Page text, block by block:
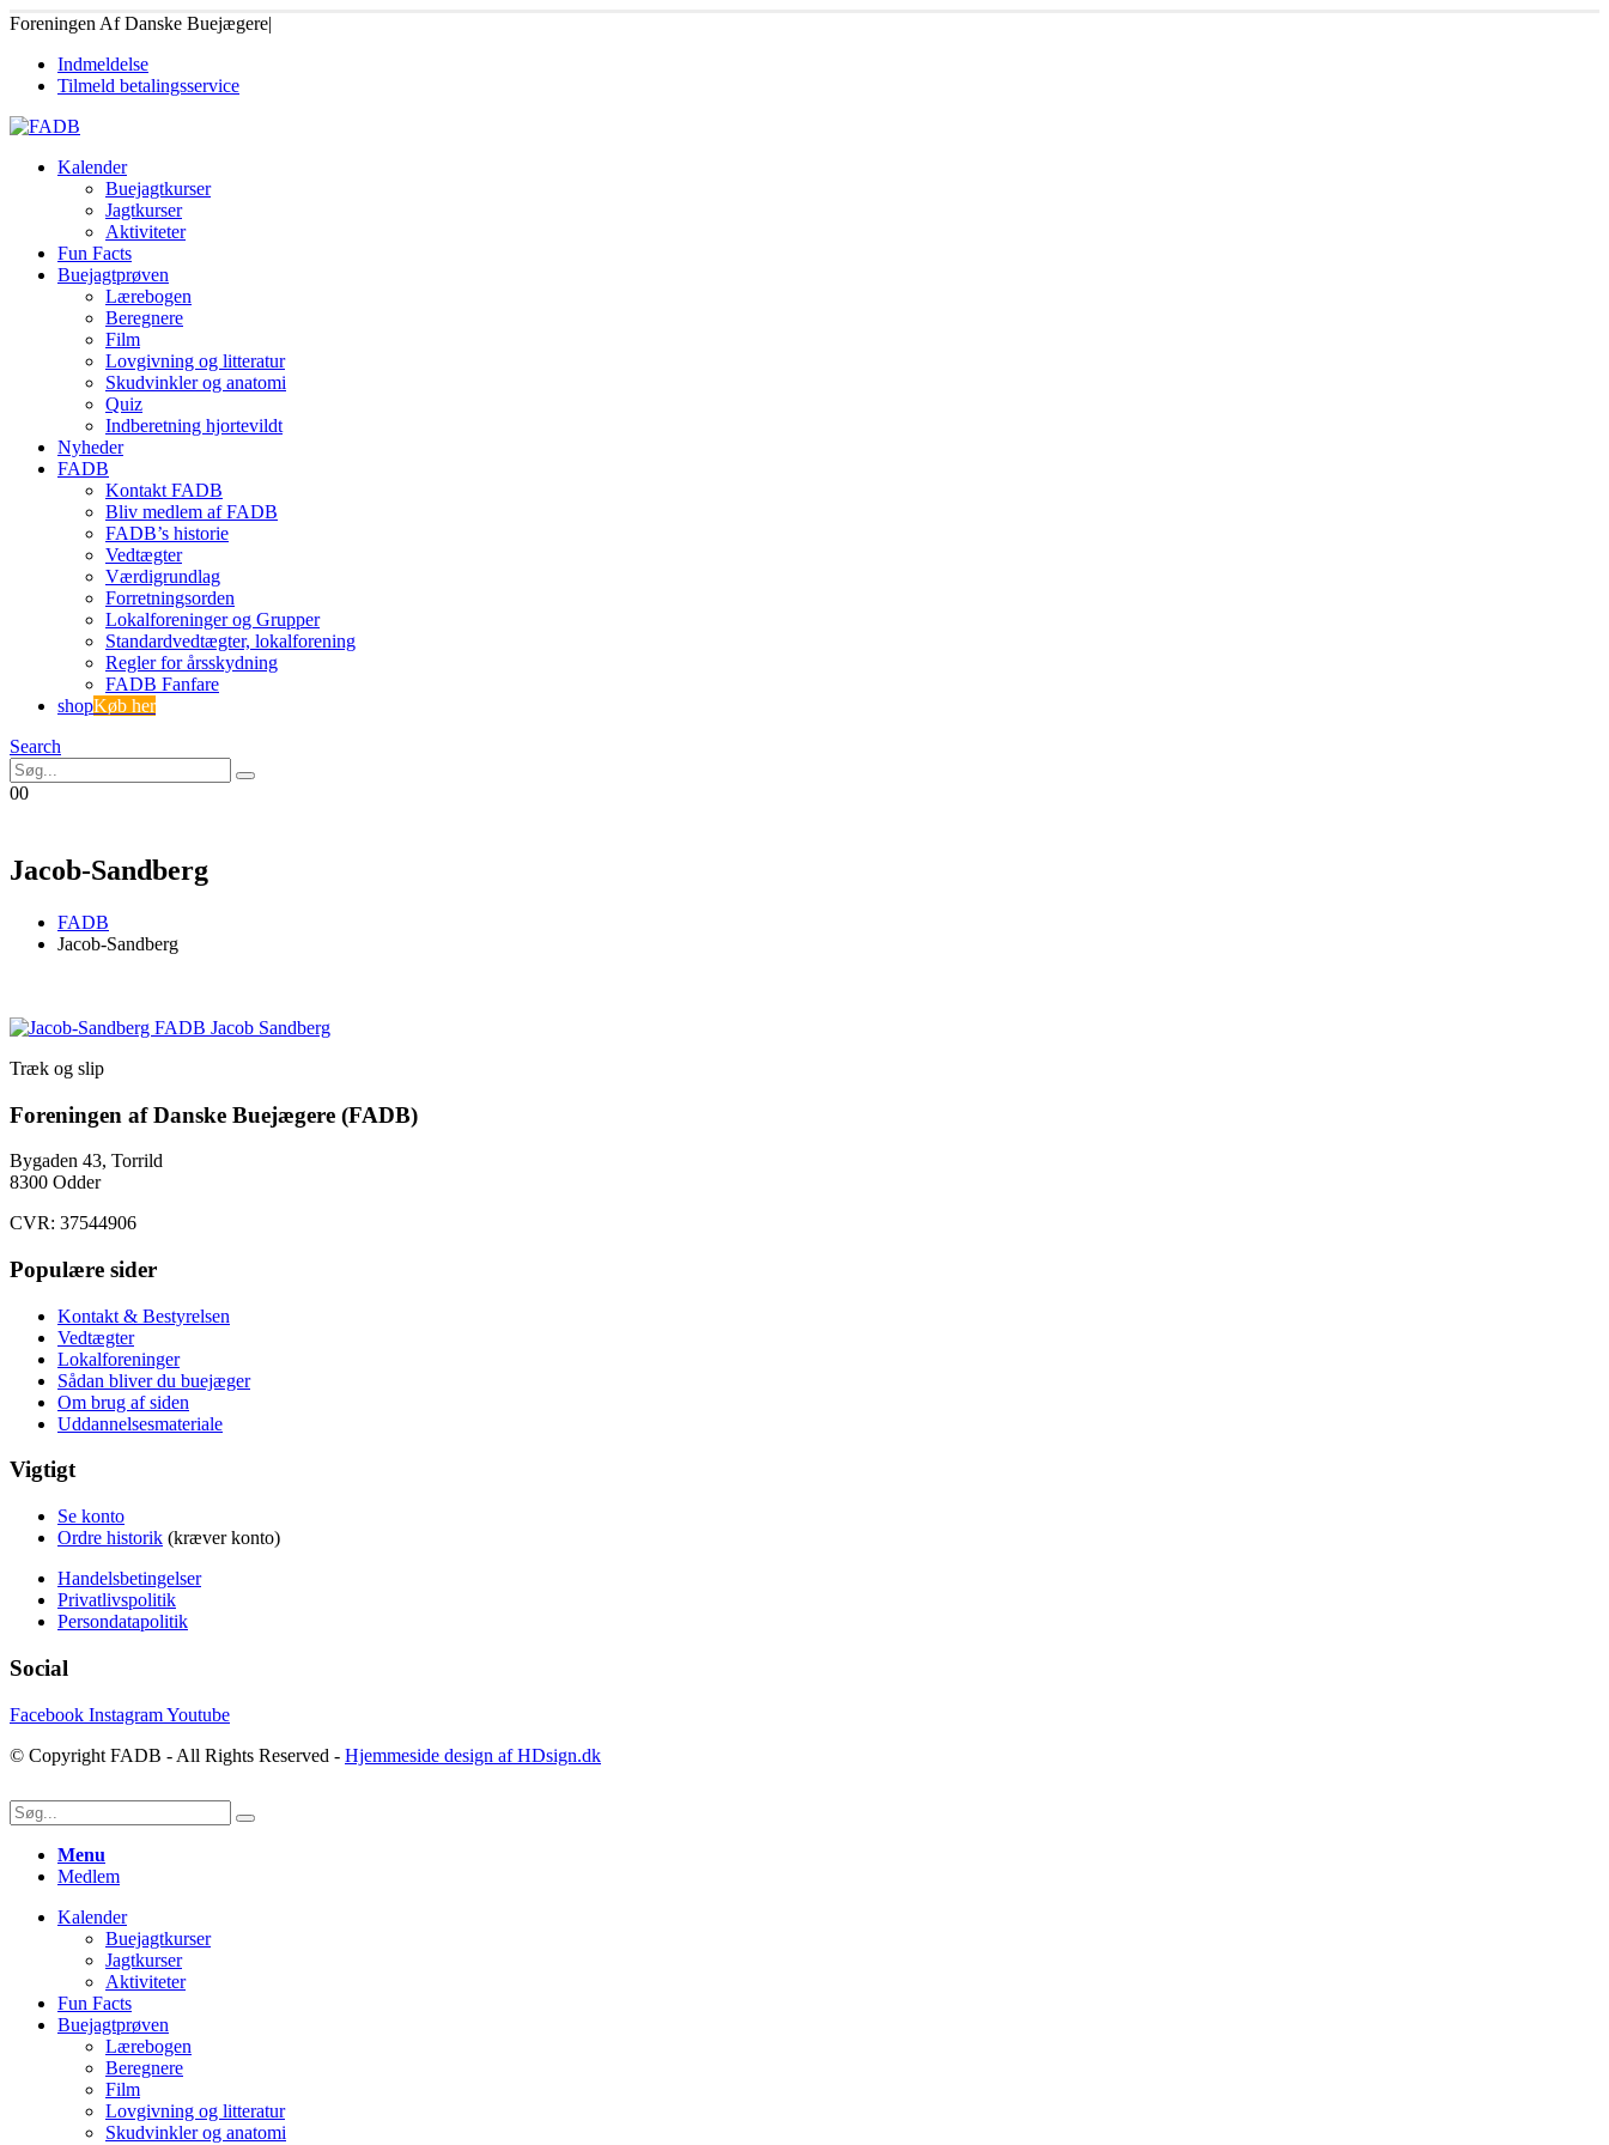
Foreningen Af Danske Buejægere|
Indmeldelse
Tilmeld betalingsservice
Kalender
Buejagtkurser
Jagtkurser
Aktiviteter
Fun Facts
Buejagtprøven
Lærebogen
Beregnere
Film
Lovgivning og litteratur
Skudvinkler og anatomi
Quiz
Indberetning hjortevildt
Nyheder
FADB
Kontakt FADB
Bliv medlem af FADB
FADB’s historie
Vedtægter
Værdigrundlag
Forretningsorden
Lokalforeninger og Grupper
Standardvedtægter, lokalforening
Regler for årsskydning
FADB Fanfare
shopKøb her
Search
00
Jacob-Sandberg
FADB
Jacob-Sandberg
Træk og slip
Foreningen af Danske Buejægere (FADB)
Bygaden 43, Torrild
8300 Odder
CVR: 37544906
Populære sider
Kontakt & Bestyrelsen
Vedtægter
Lokalforeninger
Sådan bliver du buejæger
Om brug af siden
Uddannelsesmateriale
Vigtigt
Se konto
Ordre historik (kræver konto)
Handelsbetingelser
Privatlivspolitik
Persondatapolitik
Social
Facebook InstagramYoutube
© Copyright FADB - All Rights Reserved - Hjemmeside design af HDsign.dk
Menu
Medlem
Kalender
Buejagtkurser
Jagtkurser
Aktiviteter
Fun Facts
Buejagtprøven
Lærebogen
Beregnere
Film
Lovgivning og litteratur
Skudvinkler og anatomi